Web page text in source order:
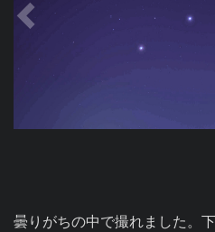
曇りがちの中で撮れました。下